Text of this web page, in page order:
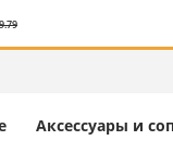
9.79
Аксессуары и